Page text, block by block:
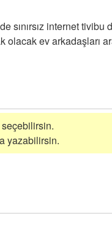
sınırsız internet tivibu
olacak ev arkadaşları
yazabilirsin.